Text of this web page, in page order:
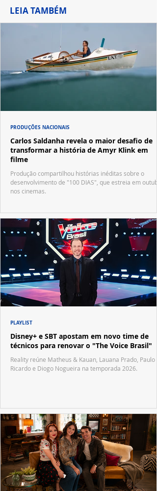
LEIA TAMBÉM
Carlos Saldanha revela o maior desafio de
transformar a história de Amyr Klink em
filme
Produção compartilhou histórias inéditas sobre o
desenvolvimento de "100 DIAS", que estreia em
nos cinemas.
PRODUÇÕES NACIONAIS
Disney+ e SBT apostam em novo time de
técnicos para renovar o "The Voice Brasil"
Reality reúne Matheus & Kauan, Lauana Prado, Paulo
Ricardo e Diogo Nogueira na temporada 2026.
PLAYLIST